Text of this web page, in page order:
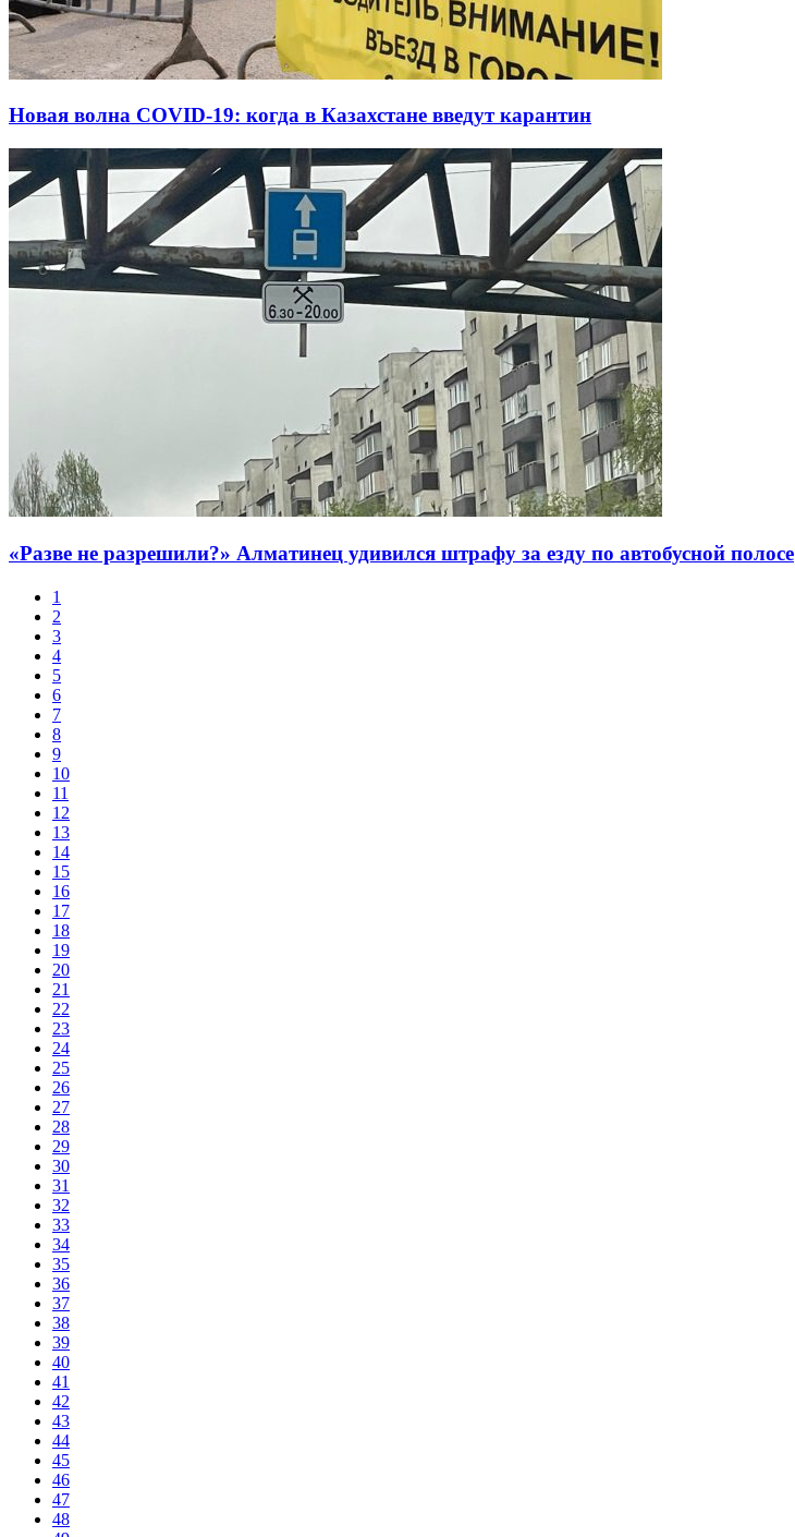
Новая волна COVID-19: когда в Казахстане введут карантин
«Разве не разрешили?» Алматинец удивился штрафу за езду по автобусной полосе
1
2
3
4
5
6
7
8
9
10
11
12
13
14
15
16
17
18
19
20
21
22
23
24
25
26
27
28
29
30
31
32
33
34
35
36
37
38
39
40
41
42
43
44
45
46
47
48